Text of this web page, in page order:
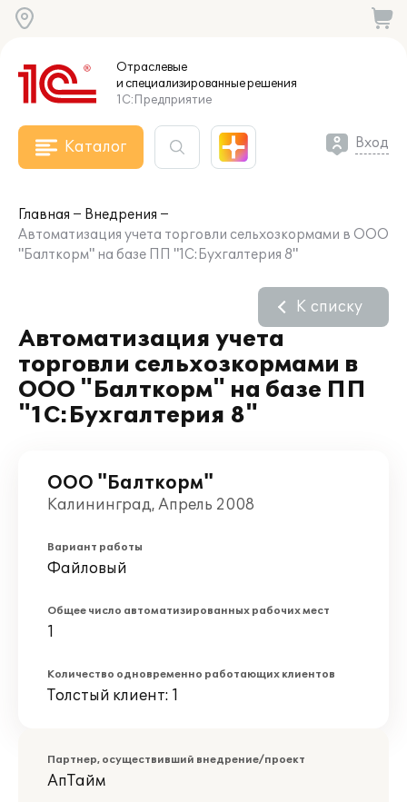
Отраслевые
и специализированныерешения
1С:Предприятие
Каталог Вход
Главная
Внедрения
Автоматизация учета торговли сельхозкормами в ООО
"Балткорм" на базе ПП "1С:Бухгалтерия 8"
Автоматизация учета
торговли сельхозкормами в
ООО "Балткорм" на базе ПП
"1С:Бухгалтерия 8"
К списку
ООО "Балткорм"
Калининград, Апрель 2008
Вариант работы
Файловый
Общее число автоматизированных рабочих мест
1
Количество одновременно работающих клиентов
Толстый клиент: 1
Партнер, осуществивший внедрение/проект
АпТайм